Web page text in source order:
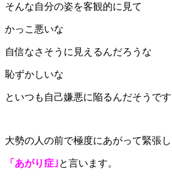
そんな自分の姿を客観的に見て
かっこ悪いな
自信なさそうに見えるんだろうな
恥ずかしいな
といつも自己嫌悪に陥るんだそうです
大勢の人の前で極度にあがって緊張
「あがり症｣と言います。